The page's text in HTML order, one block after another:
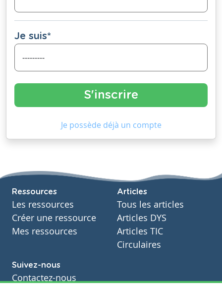
Je suis*
Je possède déjà un compte
Ressources
Les ressources
Créer une ressource
Mes ressources
Articles
Tous les articles
Articles DYS
Articles TIC
Circulaires
Suivez-nous
Contactez-nous